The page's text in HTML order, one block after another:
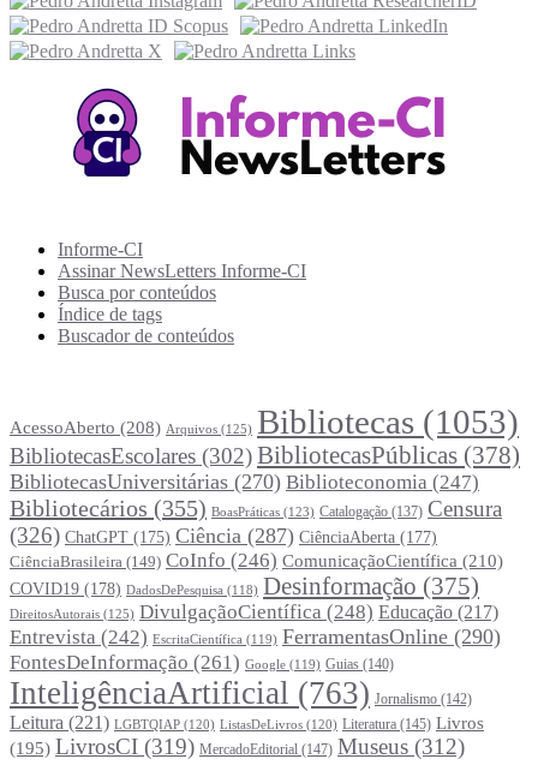
Informe-CI
Assinar NewsLetters Informe-CI
Busca por conteúdos
Índice de tags
Buscador de conteúdos
AcessoAberto (208) Arquivos (125) Bibliotecas (1053)
BibliotecasEscolares (302)BibliotecasPúblicas (378)
BibliotecasUniversitárias (270) Biblioteconomia (247)
Bibliotecários (355) BoasPráticas (123) Catalogação (137) Censura
(326) ChatGPT (175) Ciência (287) CiênciaAberta (177)
CiênciaBrasileira (149) CoInfo (246) ComunicaçãoCientífica (210)
COVID19 (178) DadosDePesquisa (118) Desinformação (375)
DireitosAutorais (125) DivulgaçãoCientífica (248) Educação (217)
Entrevista (242) EscritaCientífica (119) FerramentasOnline (290)
FontesDeInformação (261) Google (119) Guias (140)
InteligênciaArtificial (763) Jornalismo (142)
Leitura (221) LGBTQIAP (120) ListasDeLivros (120) Literatura (145) Livros
(195) LivrosCI (319) MercadoEditorial (147) Museus (312)